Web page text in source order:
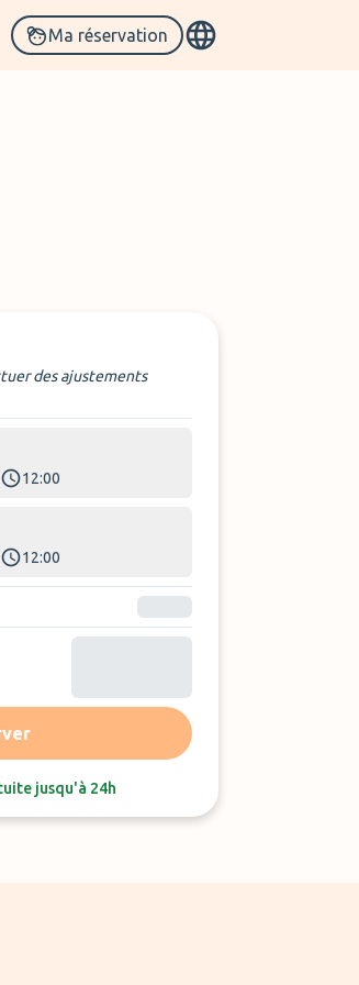
Ma réservation
des ajustements
12:00
12:00
jusqu'à 24h
Avis le plus récent